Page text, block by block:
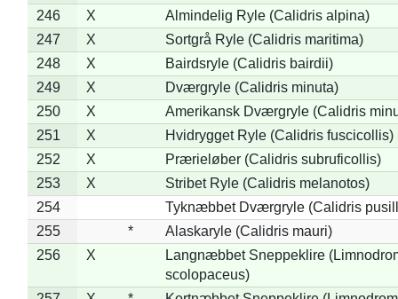
246
X
Almindelig Ryle (Calidris alpina)
247
X
Sortgrå Ryle (Calidris maritima)
248
X
Bairdsryle (Calidris bairdii)
249
X
Dværgryle (Calidris minuta)
250
X
Amerikansk Dværgryle (Calidris
251
X
Hvidrygget Ryle (Calidris fuscicollis)
252
X
Prærieløber (Calidris subruficollis)
253
X
Stribet Ryle (Calidris melanotos)
254
Tyknæbbet Dværgryle (Calidris
255
*
Alaskaryle (Calidris mauri)
256
X
Langnæbbet Sneppeklire
scolopaceus)